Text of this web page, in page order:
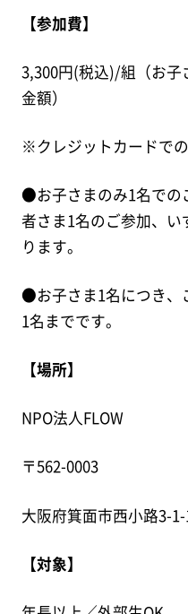
【参加費】
3,300円(税込)/組（お子
金額）
※クレジットカードで
●お子さまのみ1名での
者さま1名のご参加、
ります。
●お子さま1名につき、
1名までです。
【場所】
NPO法人FLOW
〒562-0003
大阪府箕面市西小路3-
【対象】